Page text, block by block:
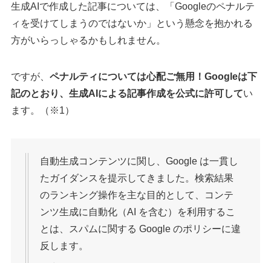
生成AIで作成した記事については、「Googleのペナルテ
ィを受けてしまうのではないか」という懸念を抱かれる
方がいらっしゃるかもしれません。
ですが、 ペナルティについては心配ご無用！Googleは下
記のとおり、生成AIによる記事作成を公式に許可してい
ます。（※1）
自動生成コンテンツに関し、Google は一貫し
たガイダンスを提示してきました。検索結果
のランキング操作を主な目的として、コンテ
ンツ生成に自動化（AI を含む）を利用するこ
とは、スパムに関する Google のポリシーに違
反します。